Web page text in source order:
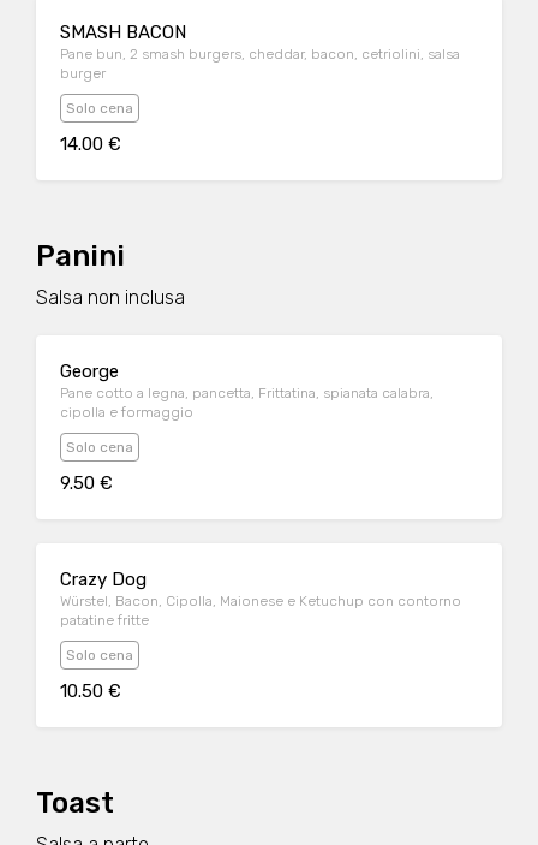
SMASH BACON
Pane bun, 2 smash burgers, cheddar, bacon, cetriolini, salsa
burger
Solo cena
14.00 €
Panini
Salsa non inclusa
George
Pane cotto a legna, pancetta, Frittatina, spianata calabra,
cipolla e formaggio
Solo cena
9.50 €
Crazy Dog
Würstel, Bacon, Cipolla, Maionese e Ketuchup con contorno
patatine fritte
Solo cena
10.50 €
Toast